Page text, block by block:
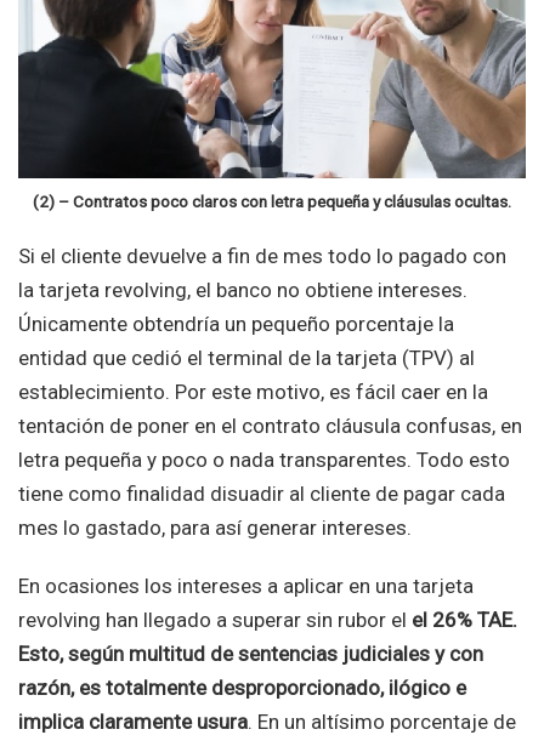
(2) – Contratos poco claros con letra pequeña y cláusulas ocultas.
Si el cliente devuelve a fin de mes todo lo pagado con
la tarjeta revolving, el banco no obtiene intereses.
Únicamente obtendría un pequeño porcentaje la
entidad que cedió el terminal de la tarjeta (TPV) al
establecimiento. Por este motivo, es fácil caer en la
tentación de poner en el contrato cláusula confusas, en
letra pequeña y poco o nada transparentes. Todo esto
tiene como finalidad disuadir al cliente de pagar cada
mes lo gastado, para así generar intereses.
En ocasiones los intereses a aplicar en una tarjeta
revolving han llegado a superar sin rubor el el 26% TAE.
Esto, según multitud de sentencias judiciales y con
razón, es totalmente desproporcionado, ilógico e
implica claramente usura. En un altísimo porcentaje de